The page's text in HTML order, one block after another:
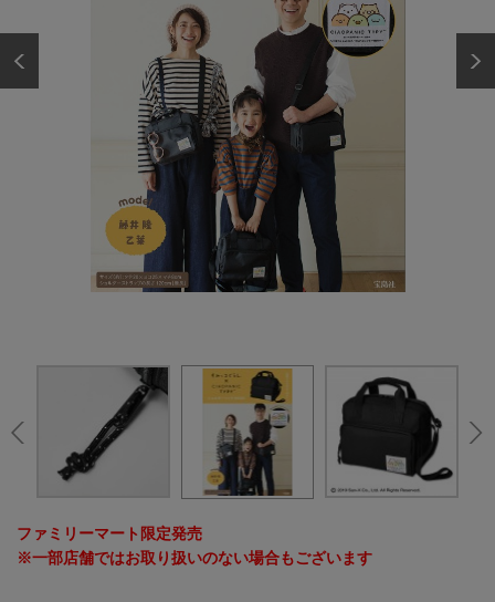
ファミリーマート限定発売
※一部店舗ではお取り扱いのない場合もございます